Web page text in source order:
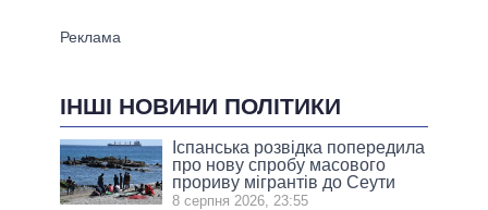
ІНШІ НОВИНИ ПОЛІТИКИ
Іспанська розвідка попередила
про нову спробу масового
прориву мігрантів до Сеути
8 серпня 2026, 23:55